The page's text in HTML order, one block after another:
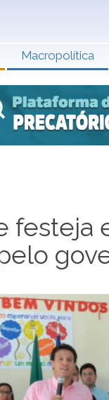
Macropolítica
festeja